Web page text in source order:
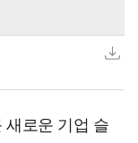
새로운 기업 슬